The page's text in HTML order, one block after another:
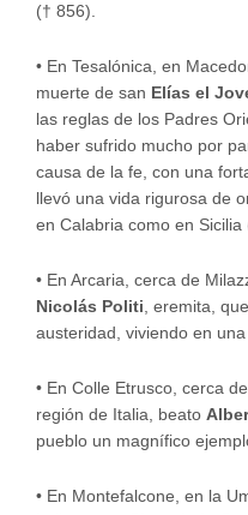
(† 856).
• En Tesalónica, en
muerte de san Elías el
las reglas de los Padres
haber sufrido mucho por
causa de la fe, con una
llevó una vida rigurosa de
en Calabria como en Sicilia
• En Arcaria, cerca de
Nicolás Politi , eremita,
austeridad, viviendo en una
• En Colle Etrusco, cerca
región de Italia, beato
pueblo un magnífico
• En Montefalcone, en la